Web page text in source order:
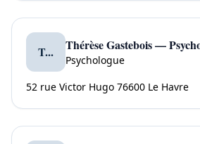
T... Thérèse Gastebois —
Psychologue
52 rue Victor Hugo 76600 Le Havre